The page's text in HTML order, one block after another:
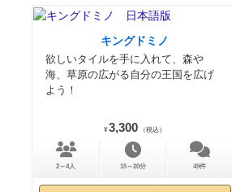
キングドミノ
欲しいタイルを手に入れて、森や
海、草原の広がる自分の王国を広げ
よう！
¥ 3,300 （税込）
2～4人 15～20分 49件